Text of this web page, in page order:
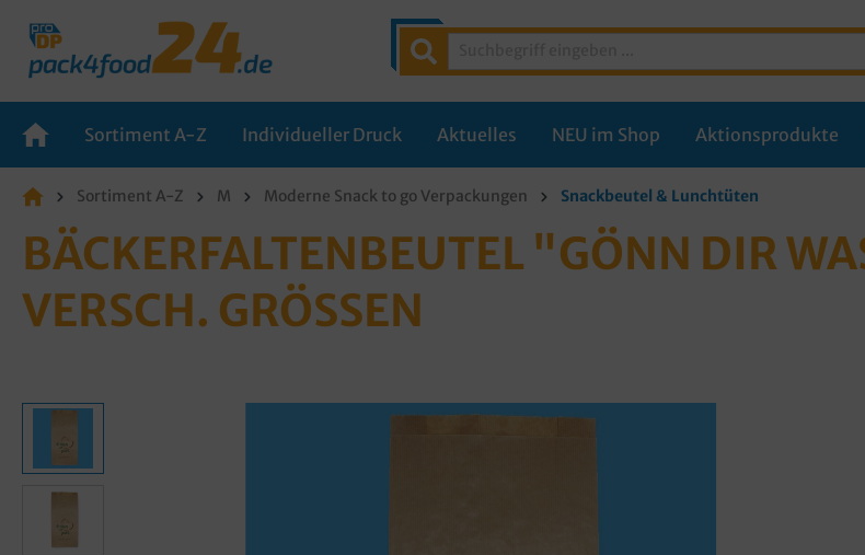
Sortiment A-Z Individueller Druck Aktuelles NEU im Shop Aktionsprodukte
Sortiment A-Z M Moderne Snack to go Verpackungen Snackbeutel & Lunchtüten
BÄCKERFALTENBEUTEL "GÖNN DIR
VERSCH. GRÖSSEN